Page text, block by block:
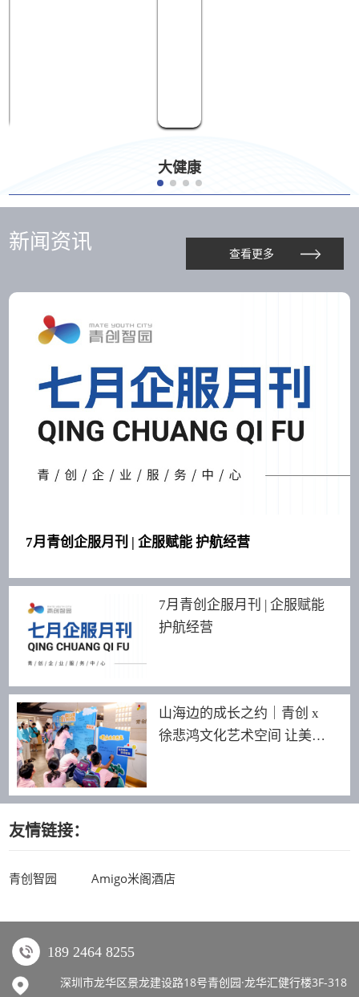
大健康
新闻资讯 查看更多
7月青创企服月刊 | 企服赋能 护航经营
7月青创企服月刊 | 企服赋能
护航经营
山海边的成长之约｜青创 x
徐悲鸿文化艺术空间 让美育
友情链接：
青创智园 Amigo米阁酒店
189 2464 8255
深圳市龙华区景龙建设路18号青创园·龙华汇健行楼3F-318